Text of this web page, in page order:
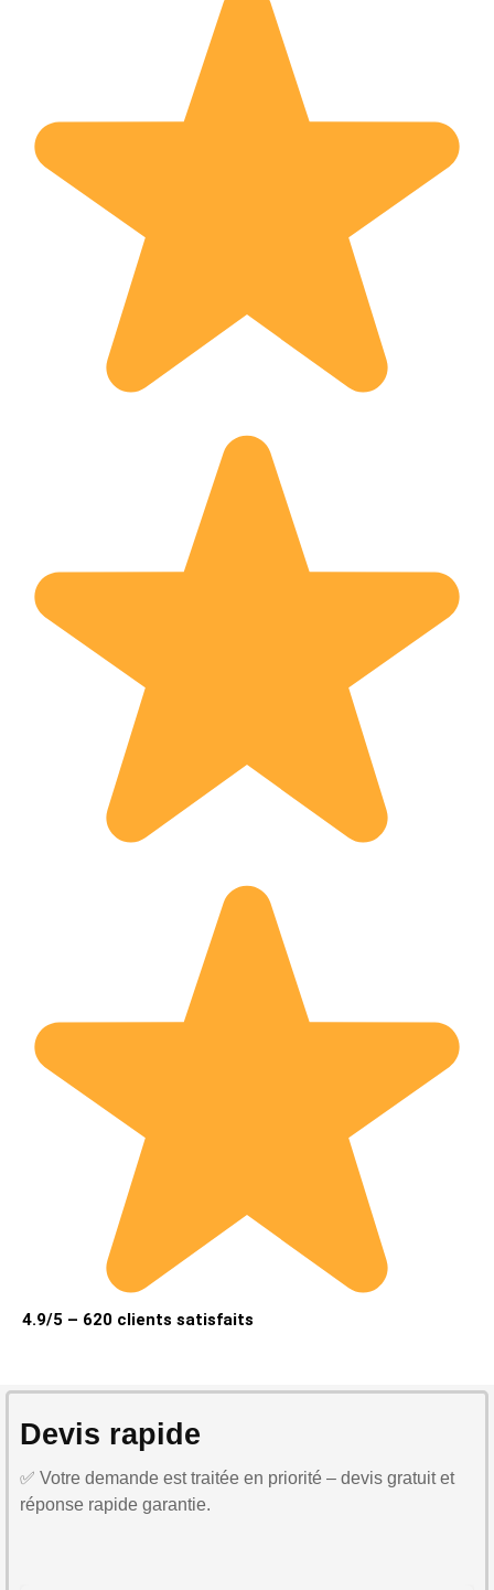
4.9/5 – 620 clients satisfaits
Devis rapide
✅ Votre demande est traitée en priorité – devis gratuit et
réponse rapide garantie.